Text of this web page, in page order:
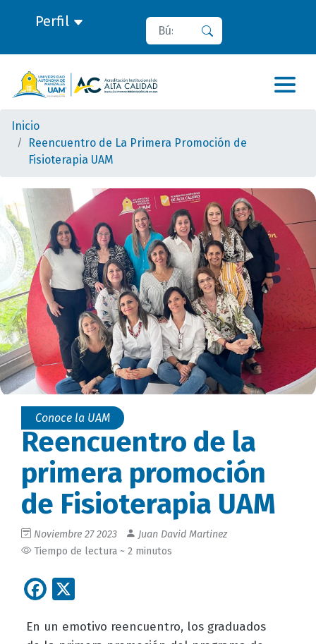
Perfil Buscar
Inicio
Reencuentro de La Primera Promoción de
Fisioterapia UAM
Conoce la UAM
Reencuentro de la
primera promoción
de Fisioterapia UAM
Noviembre 27 2023
Juan David Martinez
Tiempo de lectura ~ 2 minutos
Facebook
En un emotivo reencuentro, los graduados